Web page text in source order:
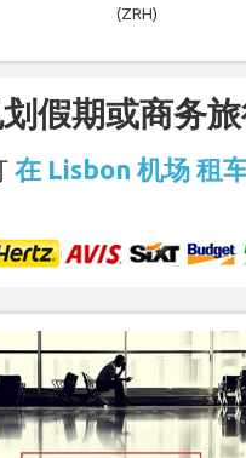
(ZRH)
假期或商务旅
在 Lisbon 机场 租